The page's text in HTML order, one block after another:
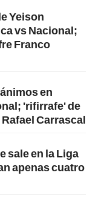
Yeison
vs Nacional;
Franco
en
'rifirrafe' de
Carrascal
sale en la Liga
apenas cuatro